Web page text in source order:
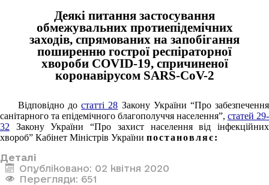
Деякі питання застосування
обмежувальних протиепідемічних
заходів, спрямованих на запобігання
поширенню гострої респіраторної
хвороби COVID-19, спричиненої
коронавірусом SARS-CoV-2
Відповідно достатті 28 Закону України “Про забезпечення
санітарного та епідемічного благополуччя населення”, статей 29-
32 Закону України “Про захист населення від інфекційних
хвороб” Кабінет Міністрів України постановляє:
Деталі
Опубліковано: 02 квітня 2020
Перегляди: 651